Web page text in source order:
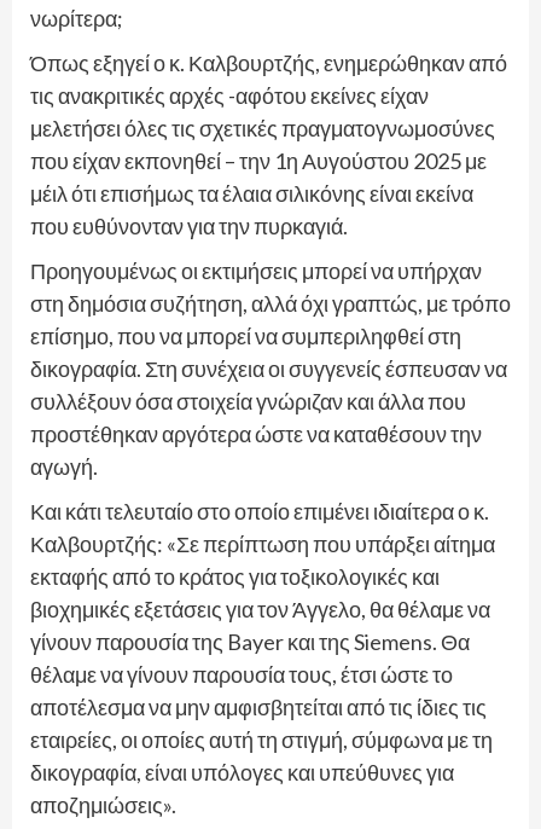
νωρίτερα;
Όπως εξηγεί ο κ. Καλβουρτζής, ενημερώθηκαν από
τις ανακριτικές αρχές -αφότου εκείνες είχαν
μελετήσει όλες τις σχετικές πραγματογνωμοσύνες
που είχαν εκπονηθεί – την 1η Αυγούστου 2025 με
μέιλ ότι επισήμως τα έλαια σιλικόνης είναι εκείνα
που ευθύνονταν για την πυρκαγιά.
Προηγουμένως οι εκτιμήσεις μπορεί να υπήρχαν
στη δημόσια συζήτηση, αλλά όχι γραπτώς, με τρόπο
επίσημο, που να μπορεί να συμπεριληφθεί στη
δικογραφία. Στη συνέχεια οι συγγενείς έσπευσαν να
συλλέξουν όσα στοιχεία γνώριζαν και άλλα που
προστέθηκαν αργότερα ώστε να καταθέσουν την
αγωγή.
Και κάτι τελευταίο στο οποίο επιμένει ιδιαίτερα ο κ.
Καλβουρτζής: «Σε περίπτωση που υπάρξει αίτημα
εκταφής από το κράτος για τοξικολογικές και
βιοχημικές εξετάσεις για τον Άγγελο, θα θέλαμε να
γίνουν παρουσία της Bayer και της Siemens. Θα
θέλαμε να γίνουν παρουσία τους, έτσι ώστε το
αποτέλεσμα να μην αμφισβητείται από τις ίδιες τις
εταιρείες, οι οποίες αυτή τη στιγμή, σύμφωνα με τη
δικογραφία, είναι υπόλογες και υπεύθυνες για
αποζημιώσεις».